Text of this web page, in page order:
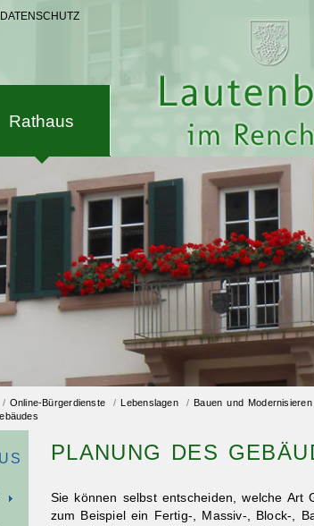
DATENSCHUTZ
Rathaus
/ Online-Bürgerdienste / Lebenslagen / Bauen und Modernisieren
PLANUNG DES
Sie können selbst entscheiden, welche Art
zum Beispiel ein Fertig-, Massiv-, Block-,